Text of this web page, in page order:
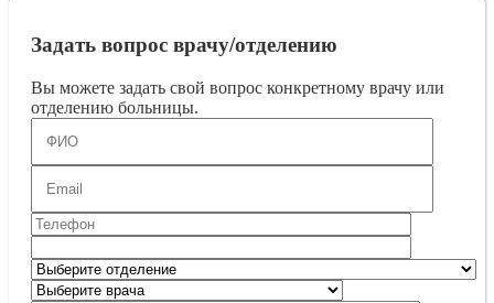
Задать вопрос врачу/отделению
Вы можете задать свой вопрос конкретному врачу или
отделению больницы.